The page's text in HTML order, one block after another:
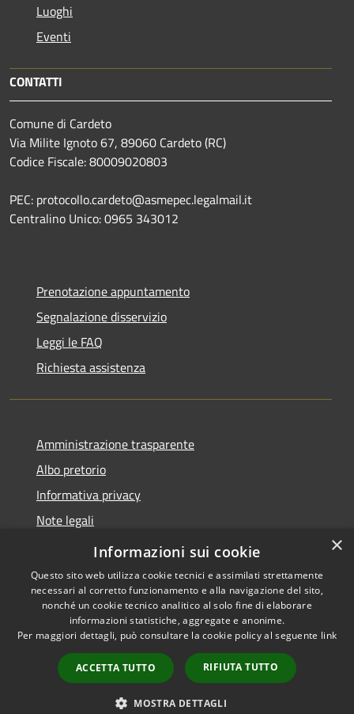
Luoghi
Eventi
CONTATTI
Comune di Cardeto
Via Milite Ignoto 67, 89060 Cardeto (RC)
Codice Fiscale: 80009020803
PEC: protocollo.cardeto@asmepec.legalmail.it
Centralino Unico: 0965 343012
Prenotazione appuntamento
Segnalazione disservizio
Leggi le FAQ
Richiesta assistenza
Amministrazione trasparente
Albo pretorio
Informativa privacy
Note legali
Dichiarazione di accessibilità
Accessibilità
Copyright © 2026 • Comune di
Cardeto • Powered by
Municipium•
Accesso
redazione
×
Informazioni sui cookie
Questo sito web utilizza cookie tecnici e assimilati strettamente
necessari al corretto funzionamento e alla navigazione del sito,
nonché un cookie tecnico analitico al solo fine di elaborare
informazioni statistiche, aggregate e anonime.
Per maggiori dettagli, può consultare la cookie policy al seguente link
ACCETTA TUTTO RIFIUTA TUTTO
MOSTRA DETTAGLI